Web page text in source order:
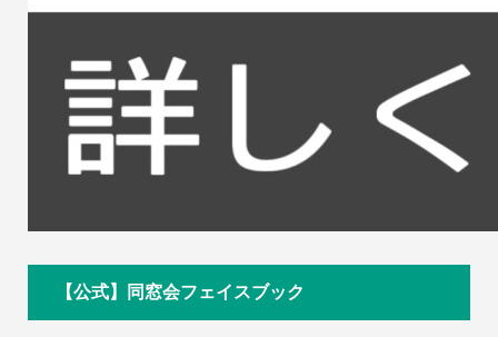
【公式】同窓会フェイスブック